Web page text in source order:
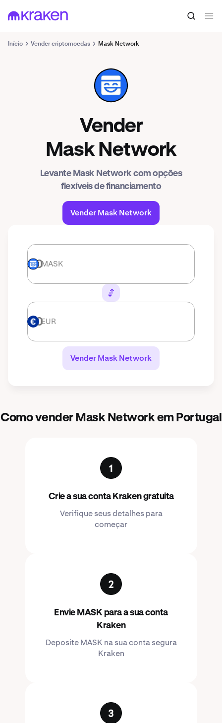
Início Vender criptomoedas Mask Network
MASK
Vender
Mask Network
Levante Mask Network com opções
flexíveis de financiamento
Vender Mask Network
MASK MASK
EUR EUR
Vender Mask Network
Como vender Mask Network em Portugal
Crie a sua conta Kraken gratuita
Verifique seus detalhes para
começar
Envie MASK para a sua conta
Kraken
Deposite MASK na sua conta segura
Kraken